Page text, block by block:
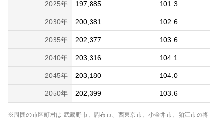
2025年 197,885 101.3
2030年 200,381 102.6
2035年 202,377 103.6
2040年 203,316 104.1
2045年 203,180 104.0
2050年 202,399 103.6
※周囲の市区町村は 武蔵野市、調布市、西東京市、小金井市、狛江市の将